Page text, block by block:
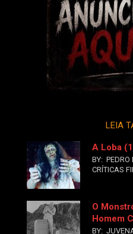
LEIA
A Loba
BY: PEDRO
CRÍTICAS
O
Homem
BY: